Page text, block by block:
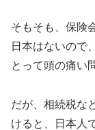
そもそも、保険
日本はないので
とって頭の痛い
だが、相続税な
けると、日本人